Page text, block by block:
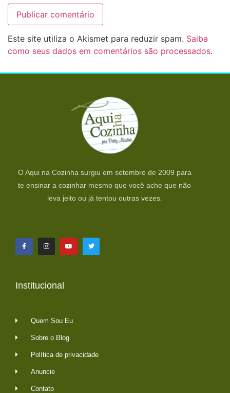
Este site utiliza o Akismet para reduzir spam. Saiba
como seus dados em comentários são processados.
O Aqui na Cozinha surgiu em setembro de 2009 para
te ensinar a cozinhar mesmo que você ache que não
leva jeito ou já tentou outras vezes.
Institucional
Quem Sou Eu
Sobre o Blog
Política de privacidade
Anuncie
Contato